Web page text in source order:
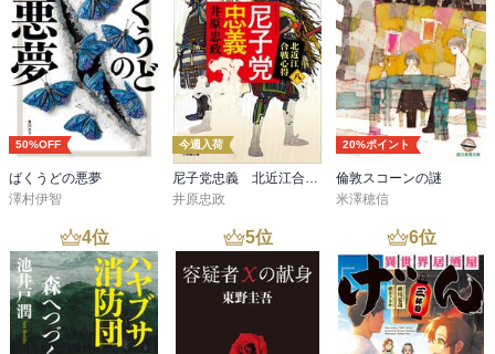
50%OFF
ばくうどの悪夢
澤村伊智
今週入荷
尼子党忠義 北近江合戦心得〈八〉
井原忠政
20%ポイント
倫敦スコーンの謎
米澤穂信
4位 5位 6位